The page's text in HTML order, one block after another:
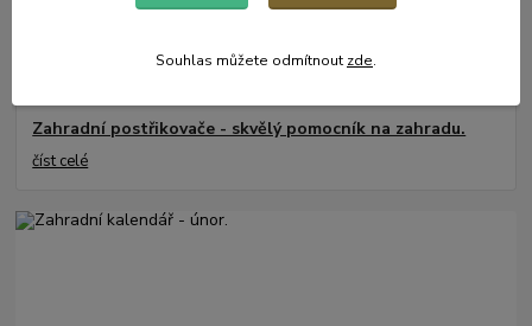
Zahradní postřikovače - skvělý pomocník na zahradu.
číst celé
Souhlas můžete odmítnout zde.